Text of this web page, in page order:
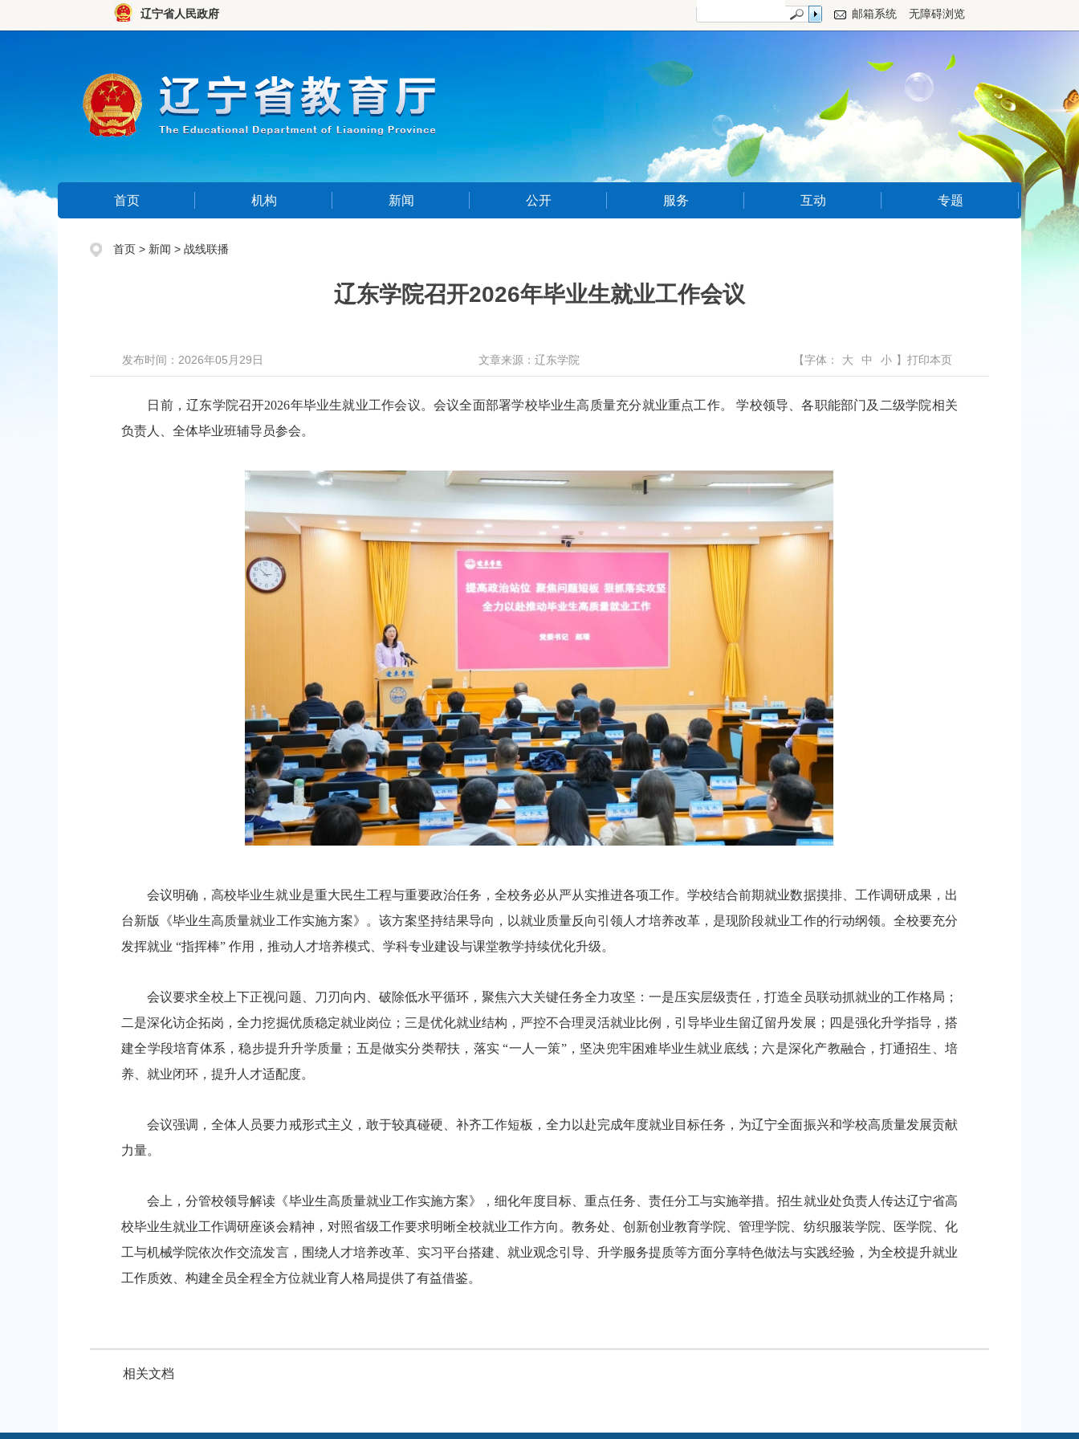
辽宁省人民政府 邮箱系统 无障碍浏览
首页 机构 新闻 公开 服务 互动 专题
首页 > 新闻 > 战线联播
辽东学院召开2026年毕业生就业工作会议
发布时间：2026年05月29日 文章来源：辽东学院 【字体： 大 中 小 】打印本页
日前，辽东学院召开2026年毕业生就业工作会议。会议全面部署学校毕业生高质量充分就业重点工作。 学校领导、各职能部门及二级学院相关
负责人、全体毕业班辅导员参会。
会议明确，高校毕业生就业是重大民生工程与重要政治任务，全校务必从严从实推进各项工作。学校结合前期就业数据摸排、工作调研成果，出
台新版《毕业生高质量就业工作实施方案》。该方案坚持结果导向，以就业质量反向引领人才培养改革，是现阶段就业工作的行动纲领。全校要充分
发挥就业 “指挥棒” 作用，推动人才培养模式、学科专业建设与课堂教学持续优化升级。
会议要求全校上下正视问题、刀刃向内、破除低水平循环，聚焦六大关键任务全力攻坚：一是压实层级责任，打造全员联动抓就业的工作格局；
二是深化访企拓岗，全力挖掘优质稳定就业岗位；三是优化就业结构，严控不合理灵活就业比例，引导毕业生留辽留丹发展；四是强化升学指导，搭
建全学段培育体系，稳步提升升学质量；五是做实分类帮扶，落实 “一人一策”，坚决兜牢困难毕业生就业底线；六是深化产教融合，打通招生、培
养、就业闭环，提升人才适配度。
会议强调，全体人员要力戒形式主义，敢于较真碰硬、补齐工作短板，全力以赴完成年度就业目标任务，为辽宁全面振兴和学校高质量发展贡献
力量。
会上，分管校领导解读《毕业生高质量就业工作实施方案》，细化年度目标、重点任务、责任分工与实施举措。招生就业处负责人传达辽宁省高
校毕业生就业工作调研座谈会精神，对照省级工作要求明晰全校就业工作方向。教务处、创新创业教育学院、管理学院、纺织服装学院、医学院、化
工与机械学院依次作交流发言，围绕人才培养改革、实习平台搭建、就业观念引导、升学服务提质等方面分享特色做法与实践经验，为全校提升就业
工作质效、构建全员全程全方位就业育人格局提供了有益借鉴。
相关文档